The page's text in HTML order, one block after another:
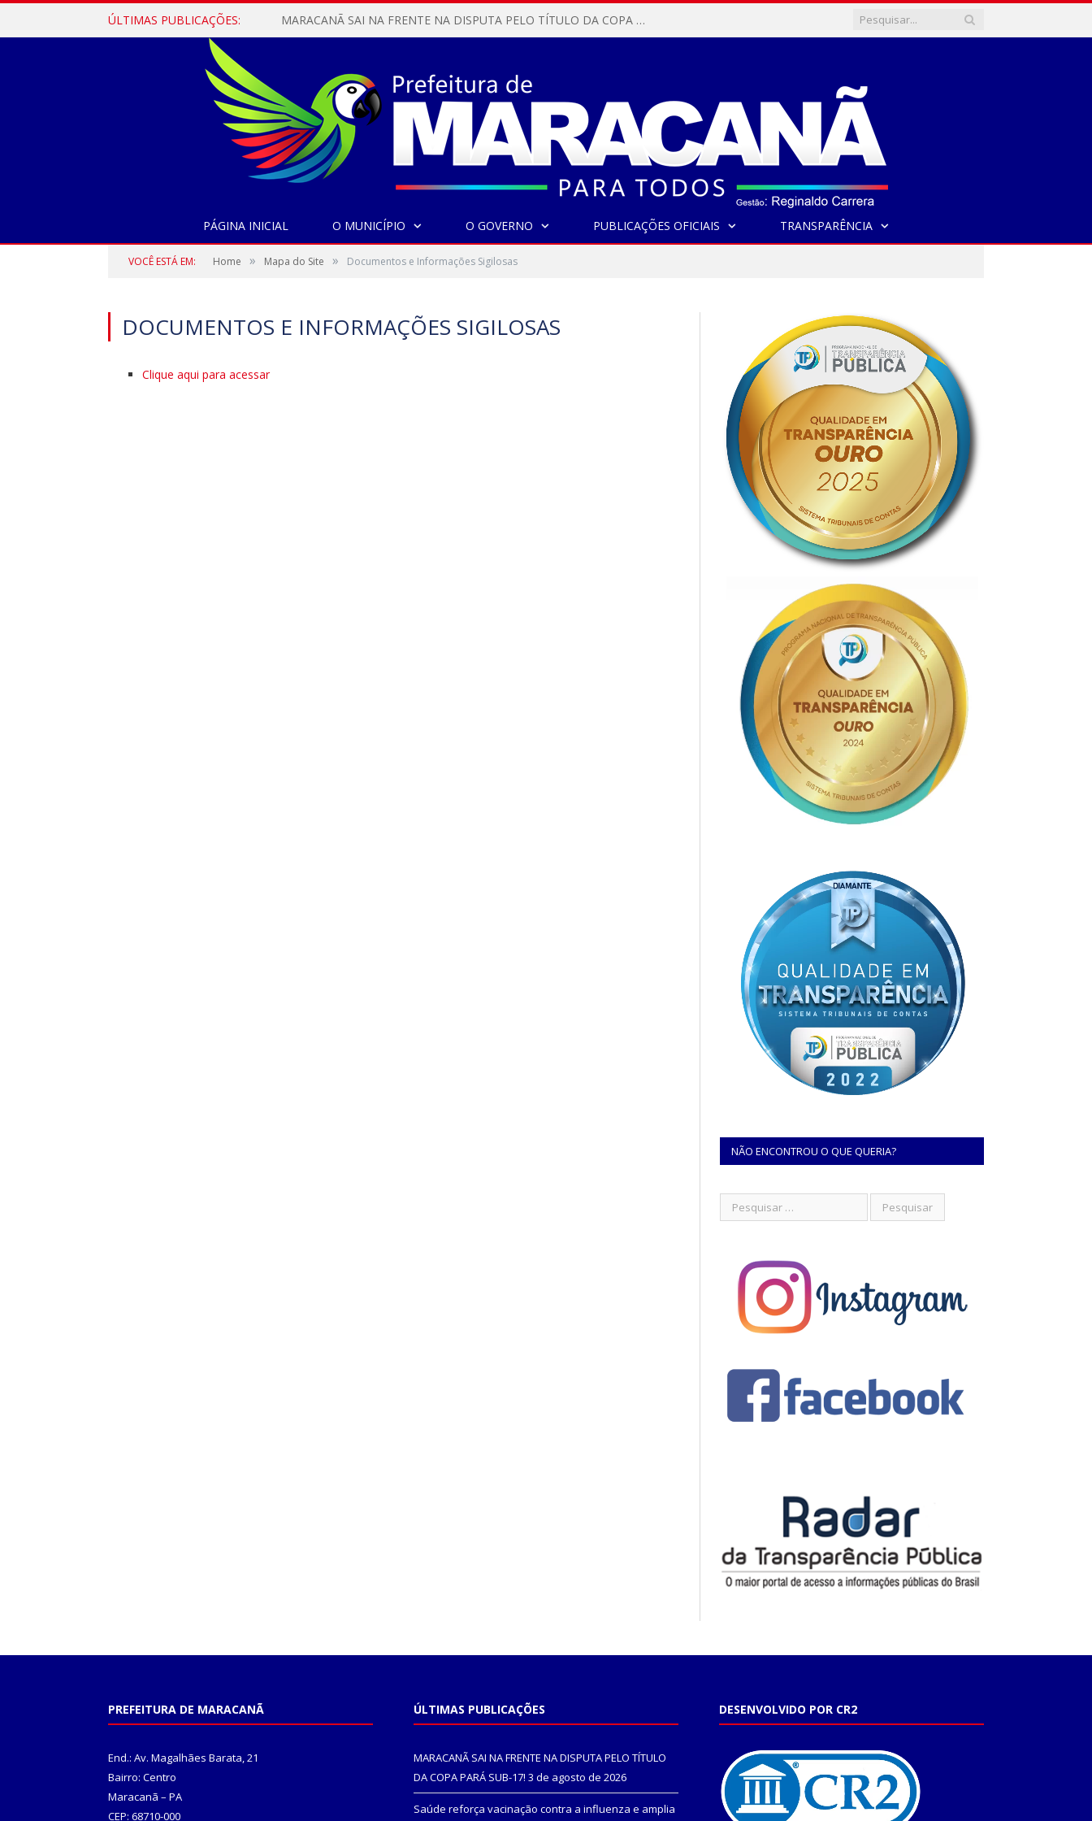
ÚLTIMAS PUBLICAÇÕES: MARACANÃ SAI NA FRENTE NA DISPUTA PELO TÍTULO DA COPA PARÁ SUB-17!
PÁGINA INICIAL O MUNICÍPIO O GOVERNO PUBLICAÇÕES OFICIAIS TRANSPARÊNCIA
VOCÊ ESTÁ EM: Home » Mapa do Site » Documentos e Informações Sigilosas
DOCUMENTOS E INFORMAÇÕES SIGILOSAS
Clique aqui para acessar
NÃO ENCONTROU O QUE QUERIA?
PREFEITURA DE MARACANÃ
End.: Av. Magalhães Barata, 21
Bairro: Centro
Maracanã – PA
CEP: 68710-000
ÚLTIMAS PUBLICAÇÕES
MARACANÃ SAI NA FRENTE NA DISPUTA PELO TÍTULO
DA COPA PARÁ SUB-17! 3 de agosto de 2026
Saúde reforça vacinação contra a influenza e amplia
DESENVOLVIDO POR CR2